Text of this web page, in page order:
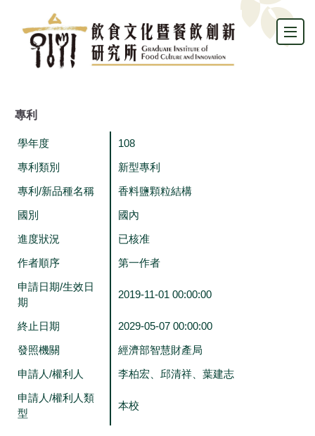
專利
學年度
108
專利類別
新型專利
專利/新品種名稱
香料鹽顆粒結構
國別
國內
進度狀況
已核准
作者順序
第一作者
申請日期/生效日
期
2019-11-01 00:00:00
終止日期
2029-05-07 00:00:00
發照機關
經濟部智慧財產局
申請人/權利人
李柏宏、邱清祥、葉建志
申請人/權利人類
型
本校